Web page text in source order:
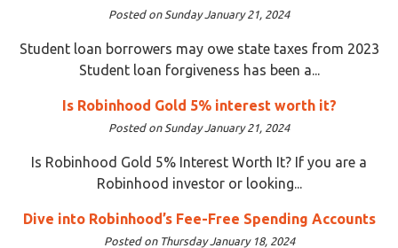
Posted on Sunday January 21, 2024
Student loan borrowers may owe state taxes from 2023
Student loan forgiveness has been a...
Is Robinhood Gold 5% interest worth it?
Posted on Sunday January 21, 2024
Is Robinhood Gold 5% Interest Worth It? If you are a
Robinhood investor or looking...
Dive into Robinhood’s Fee-Free Spending Accounts
Posted on Thursday January 18, 2024